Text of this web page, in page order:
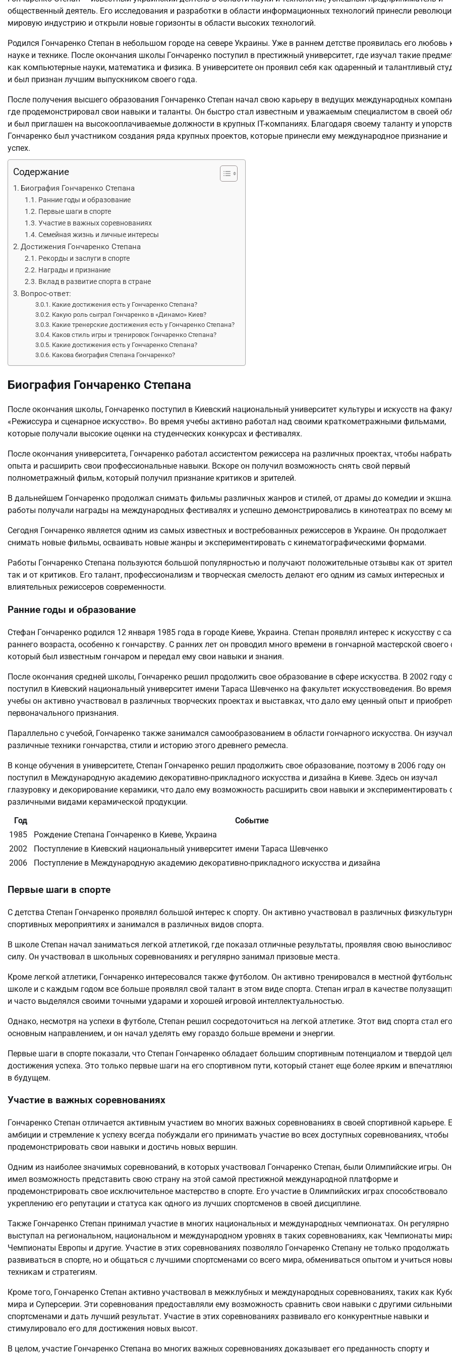
общественный деятель. Его исследования и разработки в области информационных технологий принесли
мировую индустрию и открыли новые горизонты в области высоких технологий.
Родился Гончаренко Степан в небольшом городе на севере Украины. Уже в раннем детстве проявилась его любовь
науке и технике. После окончания школы Гончаренко поступил в престижный университет, где изучал такие
как компьютерные науки, математика и физика. В университете он проявил себя как одаренный и талантливый
и был признан лучшим выпускником своего года.
После получения высшего образования Гончаренко Степан начал свою карьеру в ведущих международных
где продемонстрировал свои навыки и таланты. Он быстро стал известным и уважаемым специалистом в своей
и был приглашен на высокооплачиваемые должности в крупных IT-компаниях. Благодаря своему таланту и
Гончаренко был участником создания ряда крупных проектов, которые принесли ему международное признание и
успех.
Содержание
Биография Гончаренко Степана
Ранние годы и образование
Первые шаги в спорте
Участие в важных соревнованиях
Семейная жизнь и личные интересы
Достижения Гончаренко Степана
Рекорды и заслуги в спорте
Награды и признание
Вклад в развитие спорта в стране
Вопрос-ответ:
Какие достижения есть у Гончаренко Степана?
Какую роль сыграл Гончаренко в «Динамо» Киев?
Какие тренерские достижения есть у Гончаренко Степана?
Каков стиль игры и тренировок Гончаренко Степана?
Какие достижения есть у Гончаренко Степана?
Какова биография Степана Гончаренко?
Биография Гончаренко Степана
После окончания школы, Гончаренко поступил в Киевский национальный университет культуры и искусств на
«Режиссура и сценарное искусство». Во время учебы активно работал над своими краткометражными фильмами,
которые получали высокие оценки на студенческих конкурсах и фестивалях.
После окончания университета, Гончаренко работал ассистентом режиссера на различных проектах, чтобы
опыта и расширить свои профессиональные навыки. Вскоре он получил возможность снять свой первый
полнометражный фильм, который получил признание критиков и зрителей.
В дальнейшем Гончаренко продолжал снимать фильмы различных жанров и стилей, от драмы до комедии и
работы получали награды на международных фестивалях и успешно демонстрировались в кинотеатрах по всему
Сегодня Гончаренко является одним из самых известных и востребованных режиссеров в Украине. Он продолжает
снимать новые фильмы, осваивать новые жанры и экспериментировать с кинематографическими формами.
Работы Гончаренко Степана пользуются большой популярностью и получают положительные отзывы как от
так и от критиков. Его талант, профессионализм и творческая смелость делают его одним из самых интересных и
влиятельных режиссеров современности.
Ранние годы и образование
Стефан Гончаренко родился 12 января 1985 года в городе Киеве, Украина. Степан проявлял интерес к искусству с
раннего возраста, особенно к гончарству. С ранних лет он проводил много времени в гончарной мастерской своего
который был известным гончаром и передал ему свои навыки и знания.
После окончания средней школы, Гончаренко решил продолжить свое образование в сфере искусства. В 2002 году
поступил в Киевский национальный университет имени Тараса Шевченко на факультет искусствоведения. Во время
учебы он активно участвовал в различных творческих проектах и выставках, что дало ему ценный опыт и
первоначального признания.
Параллельно с учебой, Гончаренко также занимался самообразованием в области гончарного искусства. Он изучал
различные техники гончарства, стили и историю этого древнего ремесла.
В конце обучения в университете, Степан Гончаренко решил продолжить свое образование, поэтому в 2006 году он
поступил в Международную академию декоративно-прикладного искусства и дизайна в Киеве. Здесь он изучал
глазуровку и декорирование керамики, что дало ему возможность расширить свои навыки и экспериментировать
различными видами керамической продукции.
Год
Событие
1985
Рождение Степана Гончаренко в Киеве, Украина
2002
Поступление в Киевский национальный университет имени Тараса Шевченко
2006
Поступление в Международную академию декоративно-прикладного искусства и дизайна
Первые шаги в спорте
С детства Степан Гончаренко проявлял большой интерес к спорту. Он активно участвовал в различных
спортивных мероприятиях и занимался в различных видов спорта.
В школе Степан начал заниматься легкой атлетикой, где показал отличные результаты, проявляя свою
силу. Он участвовал в школьных соревнованиях и регулярно занимал призовые места.
Кроме легкой атлетики, Гончаренко интересовался также футболом. Он активно тренировался в местной
школе и с каждым годом все больше проявлял свой талант в этом виде спорта. Степан играл в качестве
и часто выделялся своими точными ударами и хорошей игровой интеллектуальностью.
Однако, несмотря на успехи в футболе, Степан решил сосредоточиться на легкой атлетике. Этот вид спорта стал его
основным направлением, и он начал уделять ему гораздо больше времени и энергии.
Первые шаги в спорте показали, что Степан Гончаренко обладает большим спортивным потенциалом и твердой
достижения успеха. Это только первые шаги на его спортивном пути, который станет еще более ярким и
в будущем.
Участие в важных соревнованиях
Гончаренко Степан отличается активным участием во многих важных соревнованиях в своей спортивной карьере.
амбиции и стремление к успеху всегда побуждали его принимать участие во всех доступных соревнованиях, чтобы
продемонстрировать свои навыки и достичь новых вершин.
Одним из наиболее значимых соревнований, в которых участвовал Гончаренко Степан, были Олимпийские игры. Он
имел возможность представить свою страну на этой самой престижной международной платформе и
продемонстрировать свое исключительное мастерство в спорте. Его участие в Олимпийских играх способствовало
укреплению его репутации и статуса как одного из лучших спортсменов в своей дисциплине.
Также Гончаренко Степан принимал участие в многих национальных и международных чемпионатах. Он регулярно
выступал на региональном, национальном и международном уровнях в таких соревнованиях, как Чемпионаты
Чемпионаты Европы и другие. Участие в этих соревнованиях позволяло Гончаренко Степану не только продолжать
развиваться в спорте, но и общаться с лучшими спортсменами со всего мира, обмениваться опытом и учиться
техникам и стратегиям.
Кроме того, Гончаренко Степан активно участвовал в межклубных и международных соревнованиях, таких как
мира и Суперсерии. Эти соревнования предоставляли ему возможность сравнить свои навыки с другими сильными
спортсменами и дать лучший результат. Участие в этих соревнованиях развивало его конкурентные навыки и
стимулировало его для достижения новых высот.
В целом, участие Гончаренко Степана во многих важных соревнованиях доказывает его преданность спорту и